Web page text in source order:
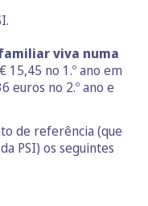
viva numa
15,45 no 1.º ano em
euros no 2.º ano e
de referência (que
PSI) os seguintes